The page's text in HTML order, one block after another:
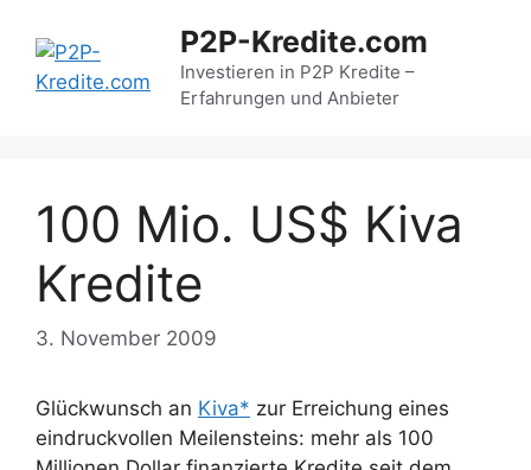
Inhalt
springen
P2P-Kredite.com
Investieren in P2P Kredite –
Erfahrungen und Anbieter
100 Mio. US$ Kiva
Kredite
3. November 2009
Glückwunsch an Kiva* zur Erreichung eines
eindruckvollen Meilensteins: mehr als 100